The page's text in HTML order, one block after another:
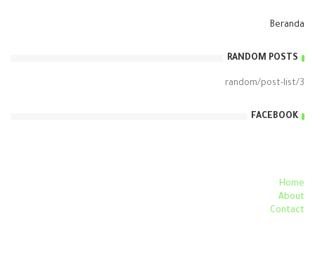
Beranda
RANDOM POSTS
3/random/post-list
FACEBOOK
Home
About
Contact